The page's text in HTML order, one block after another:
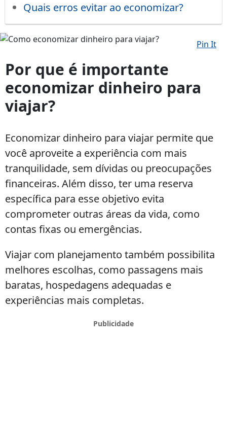
Quais erros evitar ao economizar?
economizar
dinheiro
para
viajar?
Pin It
Por que é importante
economizar dinheiro para
viajar?
Economizar dinheiro para viajar permite que
você aproveite a experiência com mais
tranquilidade, sem dívidas ou preocupações
financeiras. Além disso, ter uma reserva
específica para esse objetivo evita
comprometer outras áreas da vida, como
contas fixas ou emergências.
Viajar com planejamento também possibilita
melhores escolhas, como passagens mais
baratas, hospedagens adequadas e
experiências mais completas.